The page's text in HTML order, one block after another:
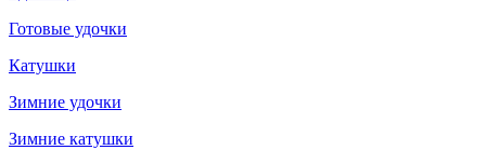
Готовые удочки
Катушки
Зимние удочки
Зимние катушки